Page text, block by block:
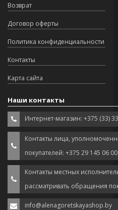
Возврат
Договор оферты
Политика конфиденциальности
Контакты
Карта сайта
Наши контакты
Интернет-магазин: +375 (33)
Контакты лица,
покупателей: +375 29 145 06 00
Контакты местных
рассматривать обращения
info@alenagoretskayashop.by